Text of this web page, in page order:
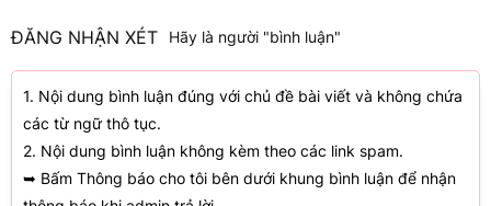
ĐĂNG NHẬN XÉT Hãy là người "bình luận"
1. Nội dung bình luận đúng với chủ đề bài viết và không chứa
các từ ngữ thô tục.
2. Nội dung bình luận không kèm theo các link spam.
➥ Bấm Thông báo cho tôi bên dưới khung bình luận để nhận